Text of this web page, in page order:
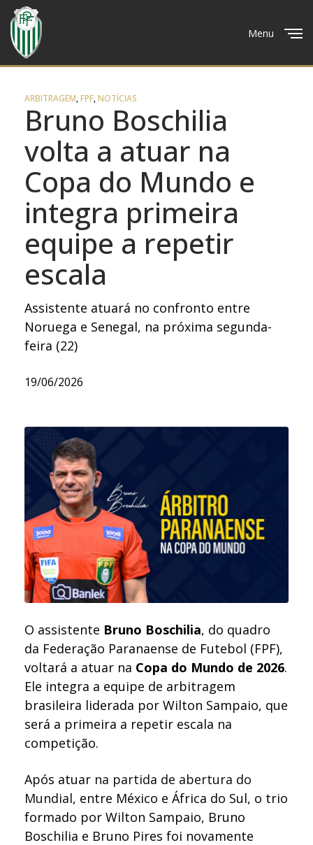
Menu
ARBITRAGEM,FPF,NOTÍCIAS
Bruno Boschilia
volta a atuar na
Copa do Mundo e
integra primeira
equipe a repetir
escala
Assistente atuará no confronto entre
Noruega e Senegal, na próxima segunda-
feira (22)
19/06/2026
O assistente Bruno Boschilia, do quadro
da Federação Paranaense de Futebol (FPF),
voltará a atuar na Copa do Mundo de 2026.
Ele integra a equipe de arbitragem
brasileira liderada porWilton Sampaio, que
será a primeira a repetir escala na
competição.
Após atuar na partida de abertura do
Mundial, entre México eÁfrica do Sul, o trio
formado por Wilton Sampaio, Bruno
Boschilia e Bruno Pires foi novamente